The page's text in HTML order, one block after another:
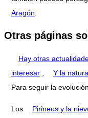
Aragón
Otras páginas
Hay otras
interesar
Y la
Para seguir la
Los Pirineos y la